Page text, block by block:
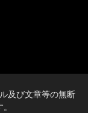
及び文章等の無断